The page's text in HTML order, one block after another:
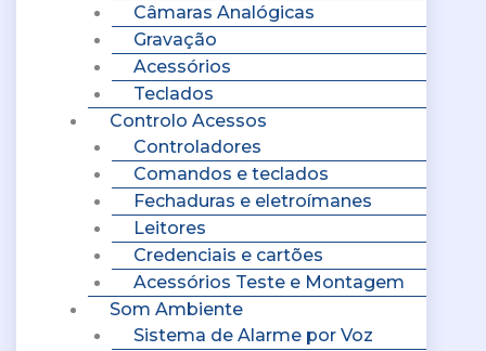
Câmaras Analógicas
Gravação
Acessórios
Teclados
Controlo Acessos
Controladores
Comandos e teclados
Fechaduras e eletroímanes
Leitores
Credenciais e cartões
Acessórios Teste e Montagem
Som Ambiente
Sistema de Alarme por Voz